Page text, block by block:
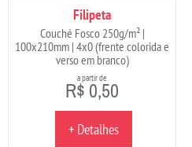
Filipeta
Couché Fosco 250g/m² |
100x210mm | 4x0 (frente colorida e
verso em branco)
a partir de
R$ 0,50
+ Detalhes